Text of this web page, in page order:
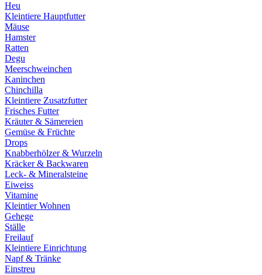
Heu
Kleintiere Hauptfutter
Mäuse
Hamster
Ratten
Degu
Meerschweinchen
Kaninchen
Chinchilla
Kleintiere Zusatzfutter
Frisches Futter
Kräuter & Sämereien
Gemüse & Früchte
Drops
Knabberhölzer & Wurzeln
Kräcker & Backwaren
Leck- & Mineralsteine
Eiweiss
Vitamine
Kleintier Wohnen
Gehege
Ställe
Freilauf
Kleintiere Einrichtung
Napf & Tränke
Einstreu